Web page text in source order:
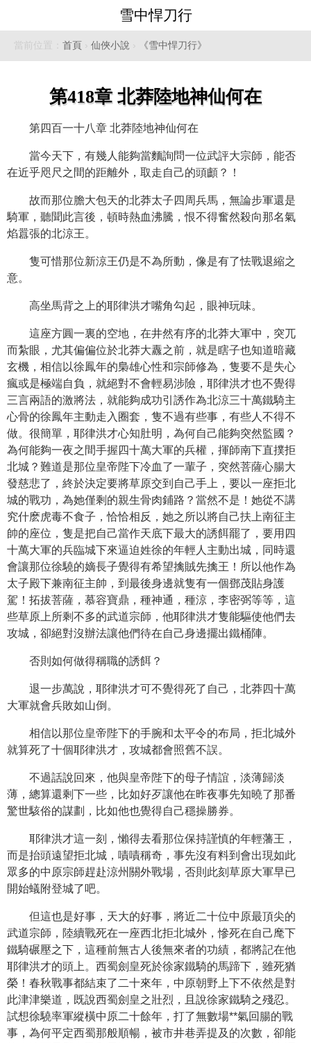
雪中悍刀行
當前位置： 首頁 › 仙俠小說 › 《雪中悍刀行》
第418章 北莽陸地神仙何在
第四百一十八章 北莽陸地神仙何在
當今天下，有幾人能夠當麵詢問一位武評大宗師，能否
在近乎咫尺之間的距離外，取走自己的頭顱？！
故而那位膽大包天的北莽太子四周兵馬，無論步軍還是
騎軍，聽聞此言後，頓時熱血沸騰，恨不得奮然殺向那名氣
焰囂張的北涼王。
隻可惜那位新涼王仍是不為所動，像是有了怯戰退縮之
意。
高坐馬背之上的耶律洪才嘴角勾起，眼神玩味。
這座方圓一裏的空地，在井然有序的北莽大軍中，突兀
而紮眼，尤其偏偏位於北莽大纛之前，就是瞎子也知道暗藏
玄機，相信以徐鳳年的梟雄心性和宗師修為，隻要不是失心
瘋或是極端自負，就絕對不會輕易涉險，耶律洪才也不覺得
三言兩語的激將法，就能夠成功引誘作為北涼三十萬鐵騎主
心骨的徐鳳年主動走入圈套，隻不過有些事，有些人不得不
做。很簡單，耶律洪才心知肚明，為何自己能夠突然監國？
為何能夠一夜之間手握四十萬大軍的兵權，揮師南下直撲拒
北城？難道是那位皇帝陛下冷血了一輩子，突然菩薩心腸大
發慈悲了，終於決定要將草原交到自己手上，要以一座拒北
城的戰功，為她僅剩的親生骨肉鋪路？當然不是！她從不講
究什麽虎毒不食子，恰恰相反，她之所以將自己扶上南征主
帥的座位，隻是把自己當作天底下最大的誘餌罷了，要用四
十萬大軍的兵臨城下來逼迫姓徐的年輕人主動出城，同時還
會讓那位徐驍的嫡長子覺得有希望擒賊先擒王！所以他作為
太子殿下兼南征主帥，到最後身邊就隻有一個鄧茂貼身護
駕！拓拔菩薩，慕容寶鼎，種神通，種涼，李密弼等等，這
些草原上所剩不多的武道宗師，他耶律洪才隻能驅使他們去
攻城，卻絕對沒辦法讓他們待在自己身邊擺出鐵桶陣。
否則如何做得稱職的誘餌？
退一步萬說，耶律洪才可不覺得死了自己，北莽四十萬
大軍就會兵敗如山倒。
相信以那位皇帝陛下的手腕和太平令的布局，拒北城外
就算死了十個耶律洪才，攻城都會照舊不誤。
不過話說回來，他與皇帝陛下的母子情誼，淡薄歸淡
薄，總算還剩下一些，比如好歹讓他在昨夜事先知曉了那番
驚世駭俗的謀劃，比如他也覺得自己穩操勝券。
耶律洪才這一刻，懶得去看那位保持謹慎的年輕藩王，
而是抬頭遠望拒北城，嘖嘖稱奇，事先沒有料到會出現如此
眾多的中原宗師趕赴涼州關外戰場，否則此刻草原大軍早已
開始蟻附登城了吧。
但這也是好事，天大的好事，將近二十位中原最頂尖的
武道宗師，陸續戰死在一座西北拒北城外，慘死在自己麾下
鐵騎碾壓之下，這種前無古人後無來者的功績，都將記在他
耶律洪才的頭上。西蜀劍皇死於徐家鐵騎的馬蹄下，雖死猶
榮！春秋戰事都結束了二十來年，中原朝野上下不依然是對
此津津樂道，既說西蜀劍皇之壯烈，且說徐家鐵騎之殘忍。
試想徐驍率軍縱橫中原二十餘年，打了無數場**氣回腸的戰
事，為何平定西蜀那般順暢，被市井巷弄提及的次數，卻能